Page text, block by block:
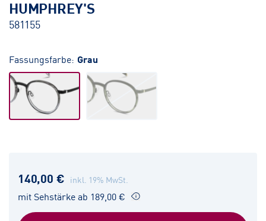
HUMPHREY'S
581155
Fassungsfarbe: Grau
140,00 € inkl. 19% MwSt.
mit Sehstärke ab 189,00 €